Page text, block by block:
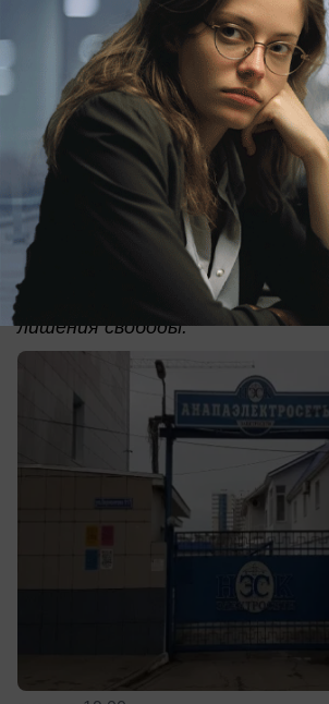
крупном размере
Суд удовлетворил
отправил под стражу бывшего
филиала НЭСК «Электросети» в
Крымском районе, а также
депутата Совета
образования Крымский район
Его подозревают в
вина будет доказана, экс-
анапских электросетей грозит
лишения свободы.